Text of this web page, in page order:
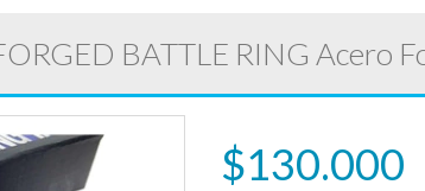
BATTLE RING Acero
$130.000